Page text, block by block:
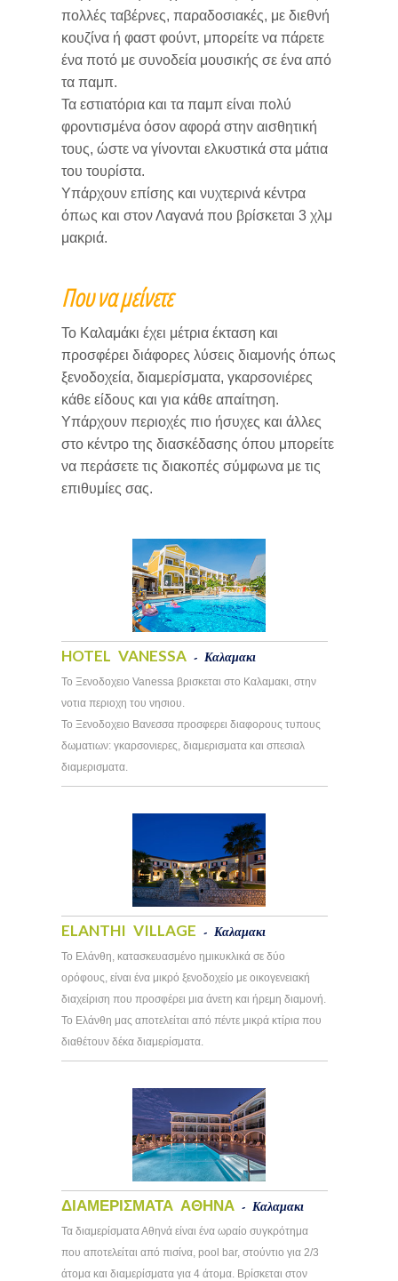
πολλές ταβέρνες, παραδοσιακές, με διεθνή
κουζίνα ή φαστ φούντ, μπορείτε να πάρετε
ένα ποτό με συνοδεία μουσικής σε ένα από
τα παμπ.
Τα εστιατόρια και τα παμπ είναι πολύ
φροντισμένα όσον αφορά στην αισθητική
τους, ώστε να γίνονται ελκυστικά στα μάτια
του τουρίστα.
Υπάρχουν επίσης και νυχτερινά κέντρα
όπως και στον Λαγανά που βρίσκεται 3 χλμ
μακριά.
Που να μείνετε
Το Καλαμάκι έχει μέτρια έκταση και
προσφέρει διάφορες λύσεις διαμονής όπως
ξενοδοχεία, διαμερίσματα, γκαρσονιέρες
κάθε είδους και για κάθε απαίτηση.
Υπάρχουν περιοχές πιο ήσυχες και άλλες
στο κέντρο της διασκέδασης όπου μπορείτε
να περάσετε τις διακοπές σύμφωνα με τις
επιθυμίες σας.
HOTEL VANESSA - Καλαμακι
Το Ξενοδοχειο Vanessa βρισκεται στο Καλαμακι, στην
νοτια περιοχη του νησιου.
Το Ξενοδοχειο Βανεσσα προσφερει διαφορους τυπους
δωματιων: γκαρσονιερες, διαμερισματα και σπεσιαλ
διαμερισματα.
ELANTHI VILLAGE - Καλαμακι
To Ελάνθη, κατασκευασμένο ημικυκλικά σε δύο
ορόφους, είναι ένα μικρό ξενοδοχείο με οικογενειακή
διαχείριση που προσφέρει μια άνετη και ήρεμη διαμονή.
Το Ελάνθη μας αποτελείται από πέντε μικρά κτίρια που
διαθέτουν δέκα διαμερίσματα.
ΔΙΑΜΕΡΙΣΜΑΤΑ ΑΘΗΝΑ - Καλαμακι
Τα διαμερίσματα Αθηνά είναι ένα ωραίο συγκρότημα
που αποτελείται από πισίνα, pool bar, στούντιο για 2/3
άτομα και διαμερίσματα για 4 άτομα. Βρίσκεται στον